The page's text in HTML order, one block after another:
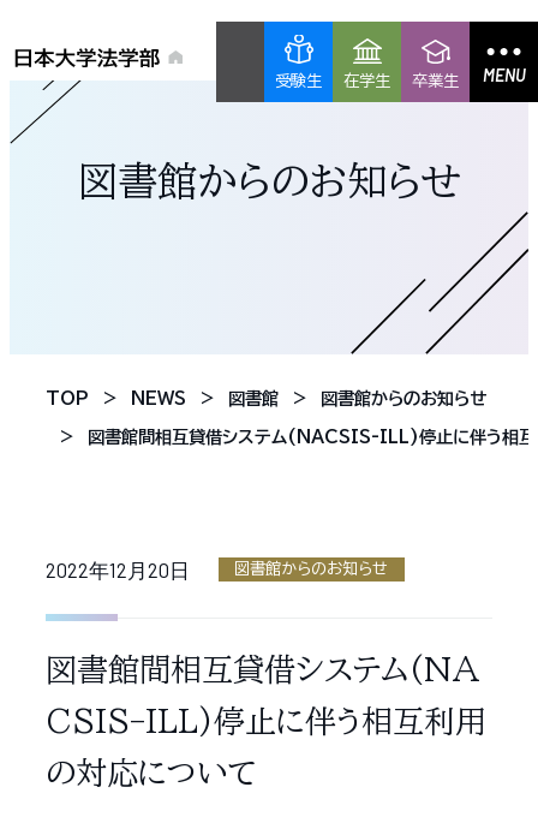
受験生 在学生 卒業生 MENU
図書館からのお知らせ
TOP NEWS 図書館 図書館からのお知らせ
図書館間相互貸借システム(NACSIS-ILL)停止に伴う相互
2022年12月20日 図書館からのお知らせ
図書館間相互貸借システム(NA
CSIS-ILL)停止に伴う相互利用
の対応について